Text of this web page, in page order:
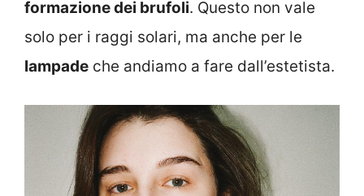
formazione dei brufoli. Questo non vale
solo per i raggi solari, ma anche per le
lampade che andiamo a fare dall’estetista.